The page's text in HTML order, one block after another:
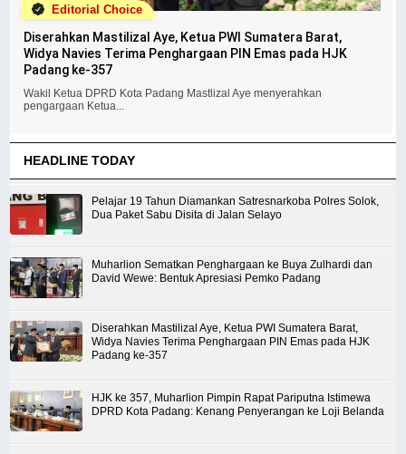
Editorial Choice
Diserahkan Mastilizal Aye, Ketua PWI Sumatera Barat,
Widya Navies Terima Penghargaan PIN Emas pada HJK
Padang ke-357
Wakil Ketua DPRD Kota Padang Mastlizal Aye menyerahkan
pengargaan Ketua...
HEADLINE TODAY
Pelajar 19 Tahun Diamankan Satresnarkoba Polres Solok,
Dua Paket Sabu Disita di Jalan Selayo
Muharlion Sematkan Penghargaan ke Buya Zulhardi dan
David Wewe: Bentuk Apresiasi Pemko Padang
Diserahkan Mastilizal Aye, Ketua PWI Sumatera Barat,
Widya Navies Terima Penghargaan PIN Emas pada HJK
Padang ke-357
HJK ke 357, Muharlion Pimpin Rapat Pariputna Istimewa
DPRD Kota Padang: Kenang Penyerangan ke Loji Belanda